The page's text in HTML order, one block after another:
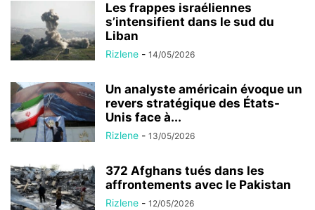
Les frappes israéliennes
s’intensifient dans le sud du
Liban
Rizlene - 14/05/2026
Un analyste américain évoque un
revers stratégique des États-
Unis face à...
Rizlene - 13/05/2026
372 Afghans tués dans les
affrontements avec le Pakistan
Rizlene - 12/05/2026